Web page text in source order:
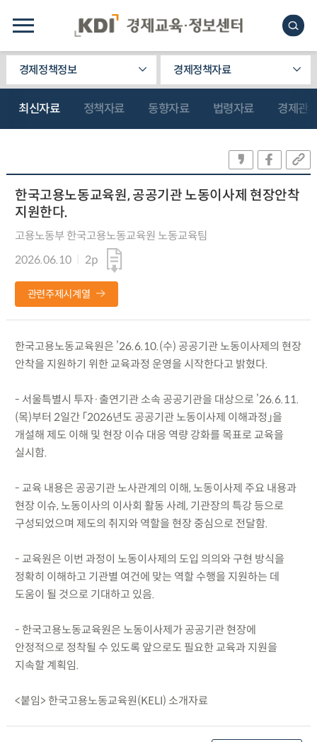
경제정책정보 경제정책자료
최신자료 정책자료 동향자료 법령자료 경제관
한국고용노동교육원, 공공기관 노동이사제 현장안착
지원한다.
고용노동부 한국고용노동교육원 노동교육팀
2026.06.10
2p
관련주제시계열
한국고용노동교육원은 ’26.6.10.(수) 공공기관 노동이사제의 현장
안착을 지원하기 위한 교육과정 운영을 시작한다고 밝혔다.
- 서울특별시 투자·출연기관 소속 공공기관을 대상으로 ’26.6.11.
(목)부터 2일간 「2026년도 공공기관 노동이사제 이해과정」을
개설해 제도 이해 및 현장 이슈 대응 역량 강화를 목표로 교육을
실시함.
- 교육 내용은 공공기관 노사관계의 이해, 노동이사제 주요 내용과
현장 이슈, 노동이사의 이사회 활동 사례, 기관장의 특강 등으로
구성되었으며 제도의 취지와 역할을 현장 중심으로 전달함.
- 교육원은 이번 과정이 노동이사제의 도입 의의와 구현 방식을
정확히 이해하고 기관별 여건에 맞는 역할 수행을 지원하는 데
도움이 될 것으로 기대하고 있음.
- 한국고용노동교육원은 노동이사제가 공공기관 현장에
안정적으로 정착될 수 있도록 앞으로도 필요한 교육과 지원을
지속할 계획임.
<붙임> 한국고용노동교육원(KELI) 소개자료